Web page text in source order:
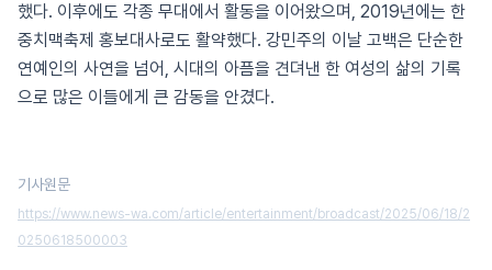
했다. 이후에도 각종 무대에서 활동을 이어왔으며, 2019년에는 한
중치맥축제 홍보대사로도 활약했다. 강민주의 이날 고백은 단순한
연예인의 사연을 넘어, 시대의 아픔을 견뎌낸 한 여성의 삶의 기록
으로 많은 이들에게 큰 감동을 안겼다.
기사원문
https://www.news-wa.com/article/entertainment/broadcast/2025/06/18/2
0250618500003